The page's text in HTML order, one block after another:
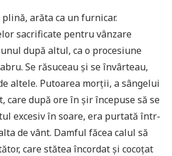
arăta ca un furnicar.
sacrificate pentru vânzare
după altul, ca o procesiune
Se răsuceau și se învârteau,
altele. Putoarea morții, a sângelui
care după ore în șir începuse să se
excesiv în soare, era purtată într-
de vânt. Damful făcea calul să
care stătea încordat și cocoțat